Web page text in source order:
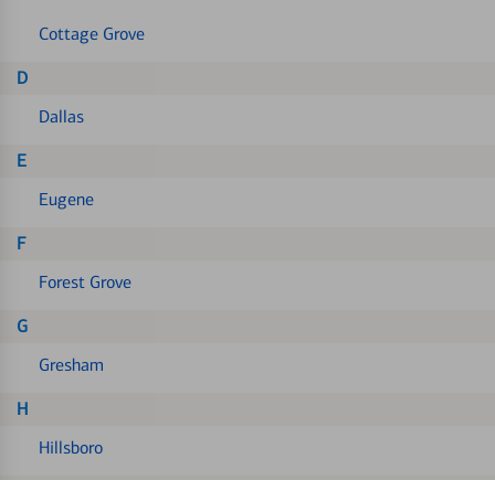
Cottage Grove
D
Dallas
E
Eugene
F
Forest Grove
G
Gresham
H
Hillsboro